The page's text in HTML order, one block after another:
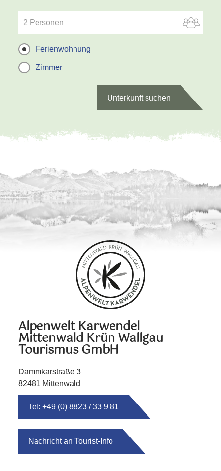
2 Personen
Ferienwohnung
Zimmer
Unterkunft suchen
Alpenwelt Karwendel
Mittenwald Krün Wallgau
Tourismus GmbH
Dammkarstraße 3
82481 Mittenwald
Tel: +49 (0) 8823 / 33 9 81
Nachricht an Tourist-Info